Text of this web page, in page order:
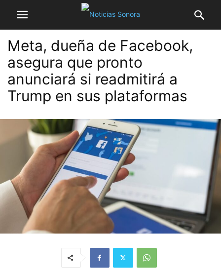
Meta, dueña de Facebook,
asegura que pronto
anunciará si readmitirá a
Trump en sus plataformas